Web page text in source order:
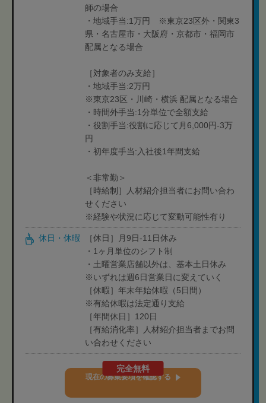
師の場合
・地域手当:1万円 ※東京23区外・関東3
県・名古屋市・大阪府・京都市・福岡市
配属となる場合
［対象者のみ支給］
・地域手当:2万円
※東京23区・川崎・横浜 配属となる場合
・時間外手当:1分単位で全額支給
・役割手当:役割に応じて月6,000円-3万
円
・初年度手当:入社後1年間支給
＜非常勤＞
［時給制］人材紹介担当者にお問い合わ
せください
※経験や状況に応じて変動可能性有り
休日・休暇
［休日］月9日-11日休み
・1ヶ月単位のシフト制
・土曜営業店舗以外は、基本土日休み
※いずれは週6日営業日に変えていく
［休暇］年末年始休暇（5日間）
※有給休暇は法定通り支給
［年間休日］120日
［有給消化率］人材紹介担当者までお問
い合わせください
完全無料
現在の募集要項を確認する